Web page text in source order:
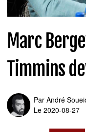
Marc
Timmins
Par André
Le 2020-08-27